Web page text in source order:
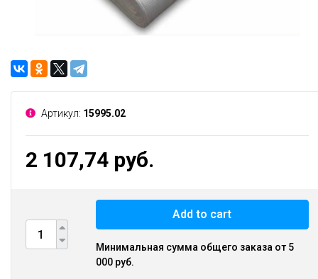
Артикул: 15995.02
2 107,74 руб.
Add to cart
Минимальная сумма общего заказа от 5
000 руб.